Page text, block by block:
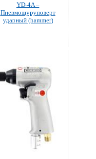
YD-4A –
Пневмошуруповерт
ударный (hammer)